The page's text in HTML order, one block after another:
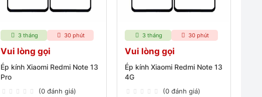
3 tháng 30 phút
Vui lòng gọi
Ép kính Xiaomi Redmi Note 13
Pro
(0 đánh giá)
3 tháng 30 phút
Vui lòng gọi
Ép kính Xiaomi Redmi Note 13
4G
(0 đánh giá)